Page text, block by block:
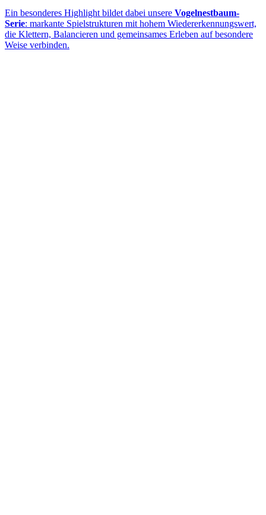
Ein besonderes Highlight bildet dabei unsere Vogelnestbaum-
Serie: markante Spielstrukturen mit hohem Wiedererkennungswert,
die Klettern, Balancieren und gemeinsames Erleben auf besondere
Weise verbinden.